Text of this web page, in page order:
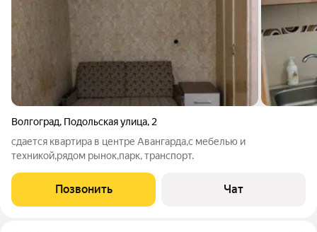
Волгоград, Подольская улица, 2
сдается квартира в центре Авангарда,с мебелью и
техникой,рядом рынок,парк, транспорт.
Позвонить Чат